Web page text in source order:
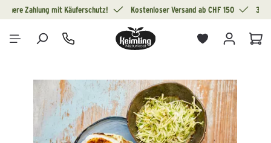
springen
Sichere Zahlung mit Käuferschutz! Kostenloser Versand ab CHF 150 30
Bildergalerie überspringen